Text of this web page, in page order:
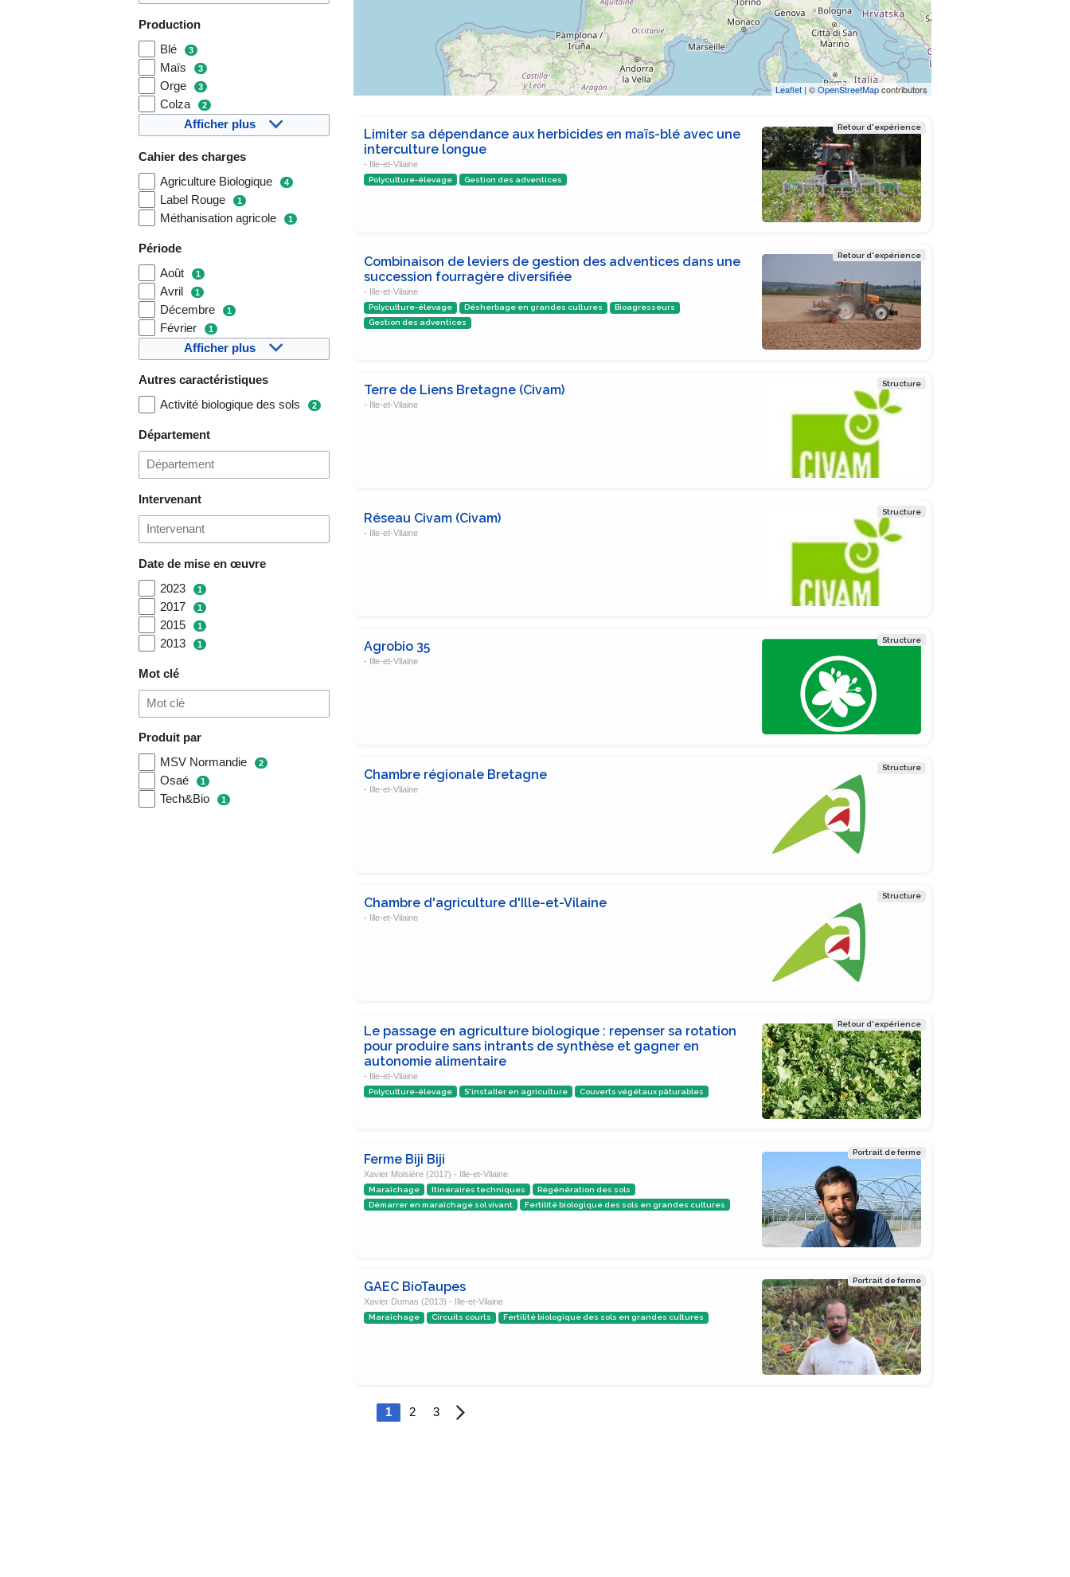
Production
Blé
3
Maïs 3
Orge 3
Colza 2
Afficher plus
Cahier des charges
Agriculture Biologique
4
Label Rouge 1
Méthanisation agricole 1
Période
Août
1
Avril 1
Décembre 1
Février 1
Afficher plus
Autres caractéristiques
Activité biologique des sols
2
Département
Intervenant
Date de mise en œuvre
2023
1
2017 1
2015 1
2013 1
Mot clé
Produit par
MSV Normandie
2
Osaé 1
Tech&Bio 1
Leaflet | ©OpenStreetMapcontributors
Retour d'expérience
Limiter sa dépendance aux herbicides en maïs-blé avec une
interculture longue
- Ille-et-Vilaine
Polyculture-élevage Gestion des adventices
Retour d'expérience
Combinaison de leviers de gestion des adventices dans une
succession fourragère diversifiée
- Ille-et-Vilaine
Polyculture-élevage Désherbage en grandes cultures
Bioagresseurs
Gestion des adventices
Structure
Terre de Liens Bretagne (Civam)
- Ille-et-Vilaine
Structure
Réseau Civam (Civam)
- Ille-et-Vilaine
Structure
Agrobio 35
- Ille-et-Vilaine
Structure
Chambre régionale Bretagne
- Ille-et-Vilaine
Structure
Chambre d'agriculture d'Ille-et-Vilaine
- Ille-et-Vilaine
Retour d'expérience
Le passage en agriculture biologique : repenser sa rotation
pour produire sans intrants de synthèse et gagner en
autonomie alimentaire
- Ille-et-Vilaine
Polyculture-élevage S'installer en agriculture Couverts végétaux pâturables
Portrait de ferme
Ferme Biji Biji
Xavier Moisière (2017) - Ille-et-Vilaine
Maraîchage Itinéraires techniques
Régénération des sols
Démarrer en maraîchage sol vivant
Fertilité biologique des sols en grandes cultures
Portrait de ferme
GAEC BioTaupes
Xavier Dumas (2013) - Ille-et-Vilaine
Maraîchage Circuits courts Fertilité biologique des sols en grandes cultures
1 2 3